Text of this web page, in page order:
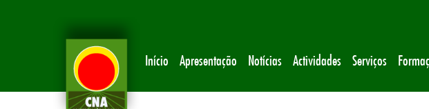
Início Apresentação Notícias Actividades Serviços